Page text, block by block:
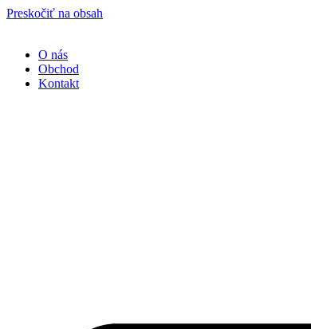
Preskočiť na obsah
O nás
Obchod
Kontakt